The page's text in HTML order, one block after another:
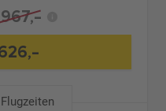
967,-